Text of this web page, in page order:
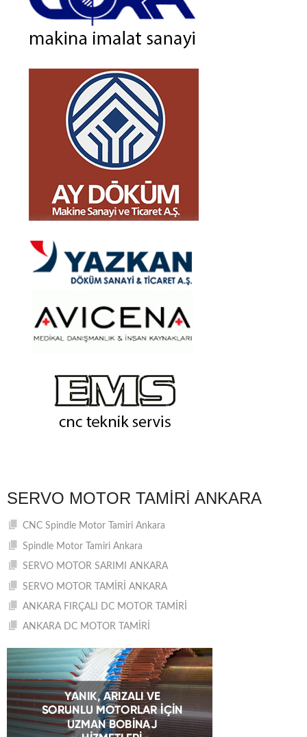
SERVO MOTOR TAMIRI ANKARA
CNC Spindle Motor Tamiri Ankara
Spindle Motor Tamiri Ankara
SERVO MOTOR SARIMI ANKARA
SERVO MOTOR TAMİRİ ANKARA
ANKARA FIRÇALI DC MOTOR TAMİRİ
ANKARA DC MOTOR TAMİRİ